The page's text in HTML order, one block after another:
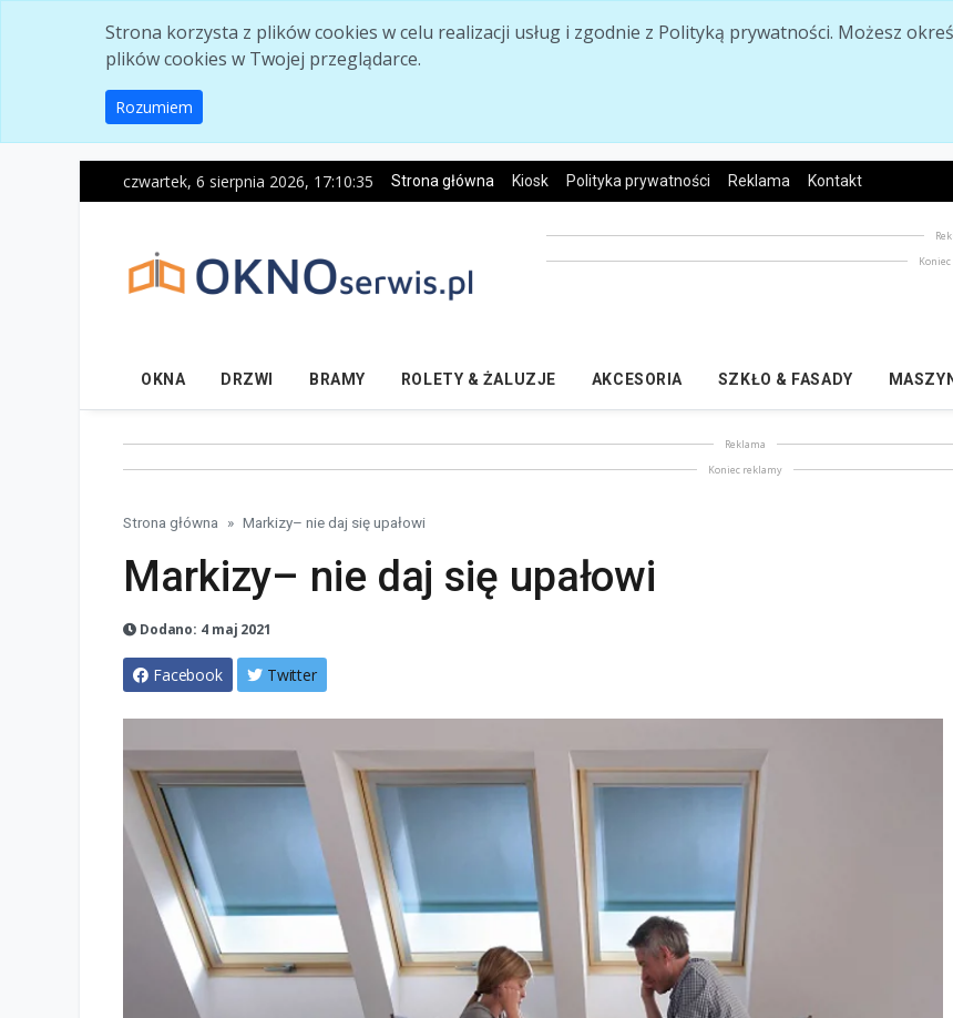
Strona korzysta z plików cookies w celu realizacji usług i zgodnie z Polityką prywatności. Możesz
plików cookies w Twojej przeglądarce.
Rozumiem
czwartek, 6 sierpnia 2026, 17:10:37 Strona główna Kiosk Polityka prywatności Reklama Kontakt
OKNA DRZWI BRAMY ROLETY & ŻALUZJE AKCESORIA SZKŁO & FASADY
Reklama
Koniec reklamy
Strona główna Markizy– nie daj się upałowi
Markizy– nie daj się upałowi
Dodano: 4 maj 2021
Facebook Twitter